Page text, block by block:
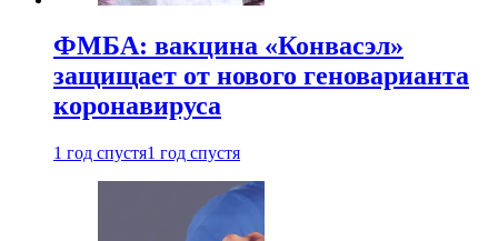
ФМБА: вакцина «Конвасэл»
защищает от нового геноварианта
коронавируса
1 год спустя1 год спустя